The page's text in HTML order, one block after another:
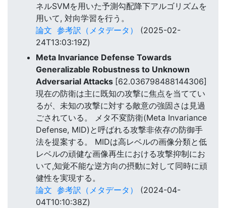
ネルSVMを用いた予測勾配降下アルゴリズムを
用いて, 対向学習を行う。
論文 参考訳（メタデータ）
(2025-02-
24T13:03:19Z)
Meta Invariance Defense Towards
Generalizable Robustness to Unknown
Adversarial Attacks [62.036798488144306]
現在の防衛は主に既知の攻撃に焦点を当ててい
るが、未知の攻撃に対する敵意の強固さは見過
ごされている。 メタ不変防衛(Meta Invariance
Defense, MID)と呼ばれる攻撃非依存の防御手
法を提案する。 MIDは高レベルの画像分類と低
レベルの頑健な画像再生における攻撃抑制にお
いて,知覚不能な逆方向の摂動に対して同時に頑
健性を実現する。
論文 参考訳（メタデータ）
(2024-04-
04T10:10:38Z)